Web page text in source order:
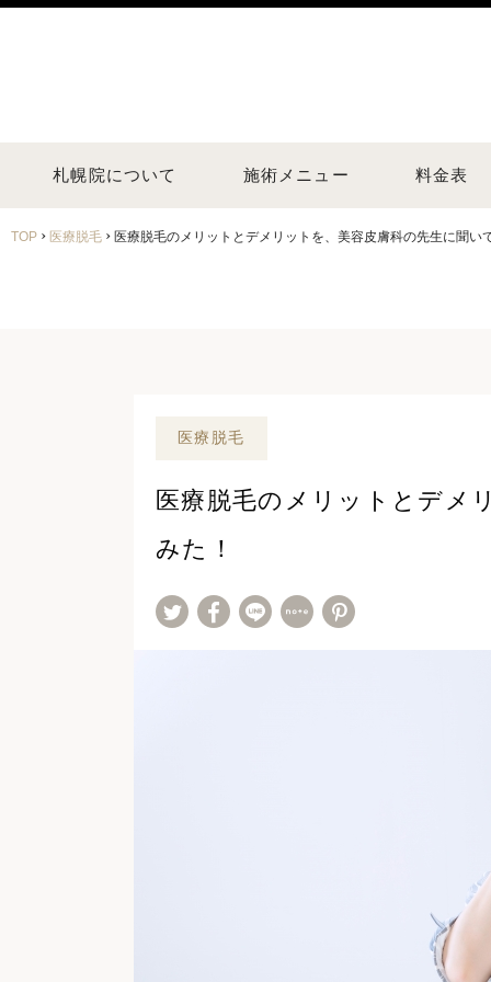
札幌院について 施術メニュー 料金表
TOP › 医療脱毛 › 医療脱毛のメリットとデメリットを、美容皮膚科の先生に聞い
医療脱毛
医療脱毛のメリットとデメ
みた！